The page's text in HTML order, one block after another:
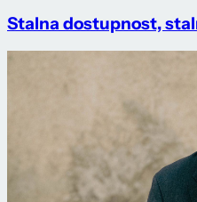
Stalna dostupnost,